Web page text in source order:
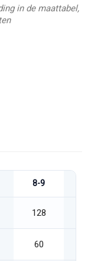
in de maattabel,
8-9
128
60